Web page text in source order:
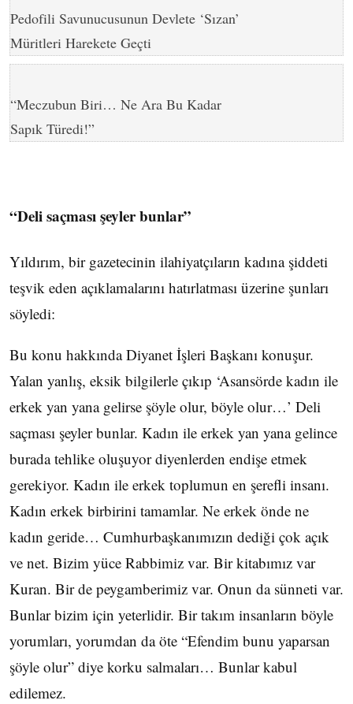
Pedofili Savunucusunun Devlete ‘Sızan’
Müritleri Harekete Geçti
“Meczubun Biri… Ne Ara Bu Kadar
Sapık Türedi!”
“Deli saçması şeyler bunlar”
Yıldırım, bir gazetecinin ilahiyatçıların kadına şiddeti
teşvik eden açıklamalarını hatırlatması üzerine şunları
söyledi:
Bu konu hakkında Diyanet İşleri Başkanı konuşur.
Yalan yanlış, eksik bilgilerle çıkıp ‘Asansörde kadın ile
erkek yan yana gelirse şöyle olur, böyle olur…’ Deli
saçması şeyler bunlar. Kadın ile erkek yan yana gelince
burada tehlike oluşuyor diyenlerden endişe etmek
gerekiyor. Kadın ile erkek toplumun en şerefli insanı.
Kadın erkek birbirini tamamlar. Ne erkek önde ne
kadın geride… Cumhurbaşkanımızın dediği çok açık
ve net. Bizim yüce Rabbimiz var. Bir kitabımız var
Kuran. Bir de peygamberimiz var. Onun da sünneti var.
Bunlar bizim için yeterlidir. Bir takım insanların böyle
yorumları, yorumdan da öte “Efendim bunu yaparsan
şöyle olur” diye korku salmaları… Bunlar kabul
edilemez.